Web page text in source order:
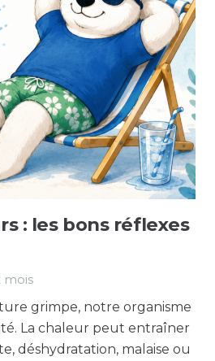
: les bons réflexes
mois
grimpe, notre organisme
La chaleur peut entraîner
déshydratation, malaise ou